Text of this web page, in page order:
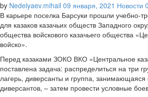
by Nedelyaev.mihail 09 января, 2021 Новости 0
В карьере поселка Барсуки прошли учебно-
для казаков казачьих обществ Западного
общества войскового казачьего общества
войско».
Перед казаками ЗОКО ВКО «Центральное
поставлена задача: распределиться на три
лагерь, диверсанты и группа, занимающаяся
диверсантов, – затем провести условные